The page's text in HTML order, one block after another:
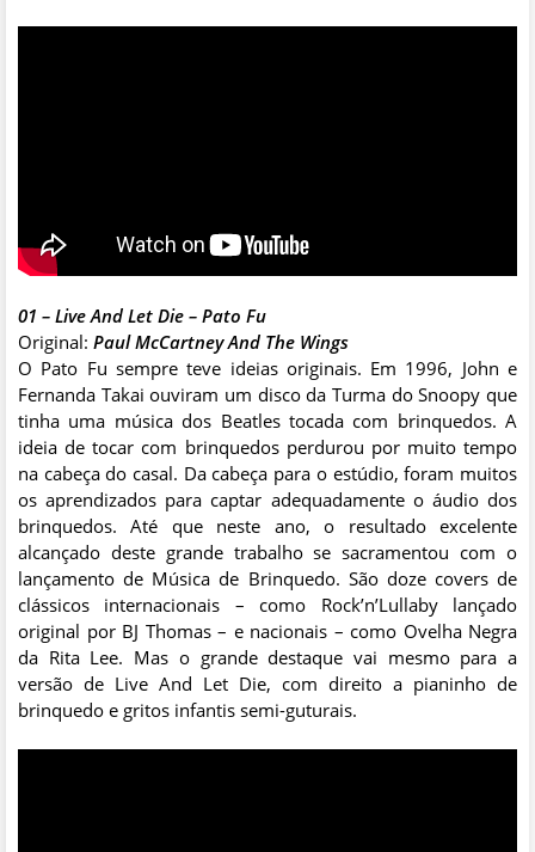
01 – Live And Let Die – Pato Fu
Original: Paul McCartney And The Wings
O Pato Fu sempre teve ideias originais. Em 1996, John e
Fernanda Takai ouviram um disco da Turma do Snoopy que
tinha uma música dos Beatles tocada com brinquedos. A
ideia de tocar com brinquedos perdurou por muito tempo
na cabeça do casal. Da cabeça para o estúdio, foram muitos
os aprendizados para captar adequadamente o áudio dos
brinquedos. Até que neste ano, o resultado excelente
alcançado deste grande trabalho se sacramentou com o
lançamento de Música de Brinquedo. São doze covers de
clássicos internacionais – como Rock’n’Lullaby lançado
original por BJ Thomas – e nacionais – como Ovelha Negra
da Rita Lee. Mas o grande destaque vai mesmo para a
versão de Live And Let Die, com direito a pianinho de
brinquedo e gritos infantis semi-guturais.